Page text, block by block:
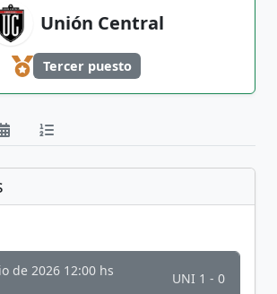
Unión Central
Tercer puesto
de 2026 12:00 hs
UNI 1 - 0